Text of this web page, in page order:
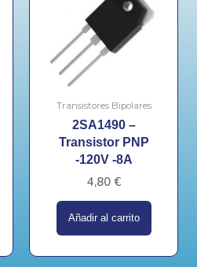
Transistores Bipolares
2SA1490 –
Transistor PNP
-120V -8A
4,80 €
Añadir al carrito